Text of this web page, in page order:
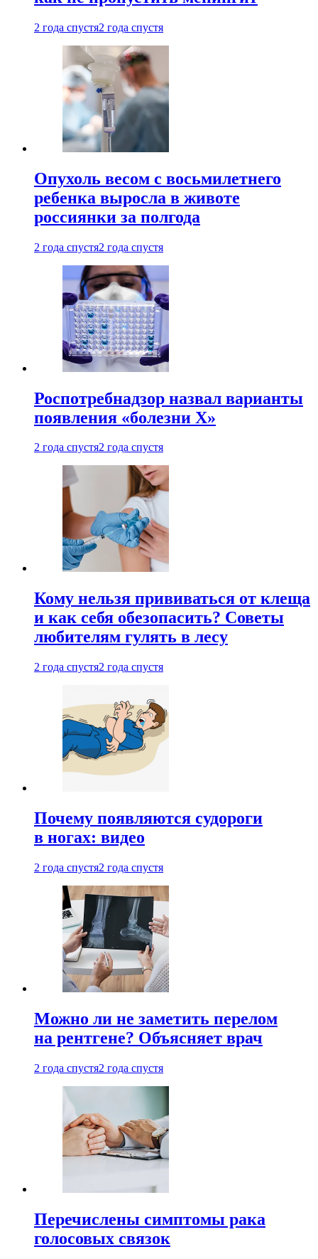
2 года спустя2 года спустя
Опухоль весом с восьмилетнего
ребенка выросла в животе
россиянки за полгода
2 года спустя2 года спустя
Роспотребнадзор назвал варианты
появления «болезни Х»
2 года спустя2 года спустя
Кому нельзя прививаться от клеща
и как себя обезопасить? Советы
любителям гулять в лесу
2 года спустя2 года спустя
Почему появляются судороги
в ногах: видео
2 года спустя2 года спустя
Можно ли не заметить перелом
на рентгене? Объясняет врач
2 года спустя2 года спустя
Перечислены симптомы рака
голосовых связок